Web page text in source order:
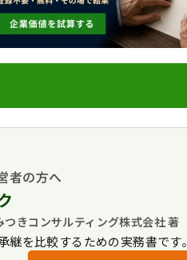
継者育成
継・MBO
の
策
も売れるのか」
者の方へ
きコンサルティング株式会社 著
を比較するための実務書です。